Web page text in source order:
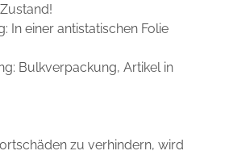
In einer antistatischen Folie
Bulkverpackung, Artikel in
zu verhindern, wird